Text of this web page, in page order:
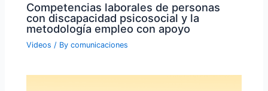
Competencias laborales de personas
con discapacidad psicosocial y la
metodología empleo con apoyo
Videos / Bycomunicaciones